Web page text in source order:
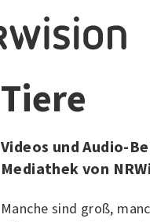
Tiere
Videos und Audio-
Mediathek von
Manche sind groß,